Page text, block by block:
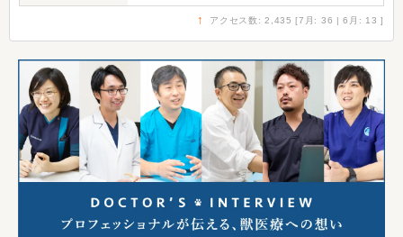
↑ アクセス数: 2,435 [7月: 36 | 6月: 13 ]